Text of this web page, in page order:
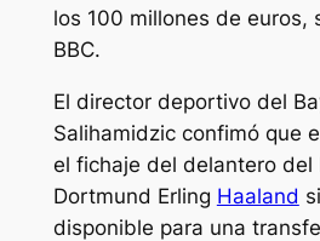
los 100 millones de euros,
BBC.
El director deportivo del
Salihamidzic confimó que
el fichaje del delantero del
Dortmund Erling Haaland
disponible para una